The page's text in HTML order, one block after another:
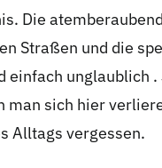
Die
Straßen und die
einfach unglaublich .
man sich hier
Alltags vergessen.